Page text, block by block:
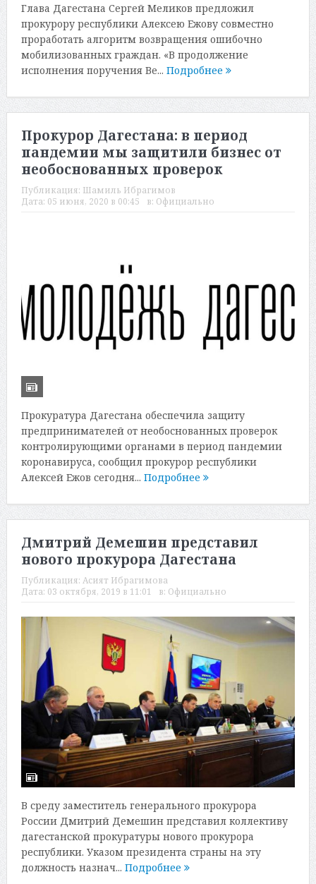
Глава Дагестана Сергей Меликов предложил
прокурору республики Алексею Ежову совместно
проработать алгоритм возвращения ошибочно
мобилизованных граждан. «В продолжение
исполнения поручения Ве... Подробнее
Прокурор Дагестана: в период
пандемии мы защитили бизнес от
необоснованных проверок
Публикация: Шамиль Ибрагимов
Дата: 05 июня, 2020 в 00:45 в: Официально
Прокуратура Дагестана обеспечила защиту
предпринимателей от необоснованных проверок
контролирующими органами в период пандемии
коронавируса, сообщил прокурор республики
Алексей Ежов сегодня... Подробнее
Дмитрий Демешин представил
нового прокурора Дагестана
Публикация: Асият Ибрагимова
Дата: 03 октября, 2019 в 11:01 в: Официально
В среду заместитель генерального прокурора
России Дмитрий Демешин представил коллективу
дагестанской прокуратуры нового прокурора
республики. Указом президента страны на эту
должность назнач... Подробнее